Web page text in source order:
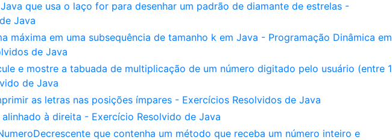
que usa o laço for para desenhar um padrão de diamante de estrelas -
Java
máxima em uma subsequência de tamanho k em Java - Programação Dinâmica em
de Java
e mostre a tabuada de multiplicação de um número digitado pelo usuário (entre 1
de Java
as letras nas posições ímpares - Exercícios Resolvidos de Java
à direita - Exercício Resolvido de Java
que contenha um método que receba um número inteiro e